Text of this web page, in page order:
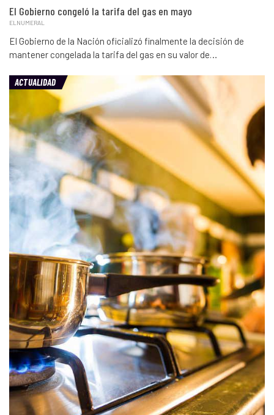
El Gobierno congeló la tarifa del gas en mayo
ELNUMERAL
El Gobierno de la Nación oficializó finalmente la decisión de
mantener congelada la tarifa del gas en su valor de…
ACTUALIDAD